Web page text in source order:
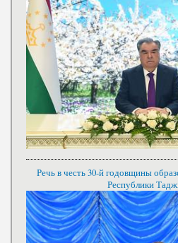
Речь в честь 30-й годовщины
Республики